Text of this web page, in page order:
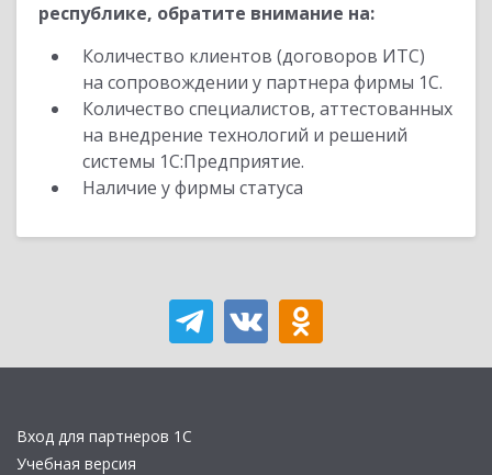
республике, обратите внимание на:
Количество клиентов (договоров ИТС)
на сопровождении у партнера фирмы 1С.
Количество специалистов, аттестованных
на внедрение технологий и решений
системы 1С:Предприятие.
Наличие у фирмы статуса
Вход для партнеров 1С
Учебная версия